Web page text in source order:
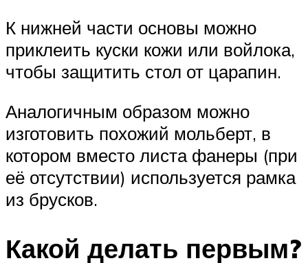
К нижней части основы можно
приклеить куски кожи или войлока,
чтобы защитить стол от царапин.
Аналогичным образом можно
изготовить похожий мольберт, в
котором вместо листа фанеры (при
её отсутствии) используется рамка
из брусков.
Какой делать первым?